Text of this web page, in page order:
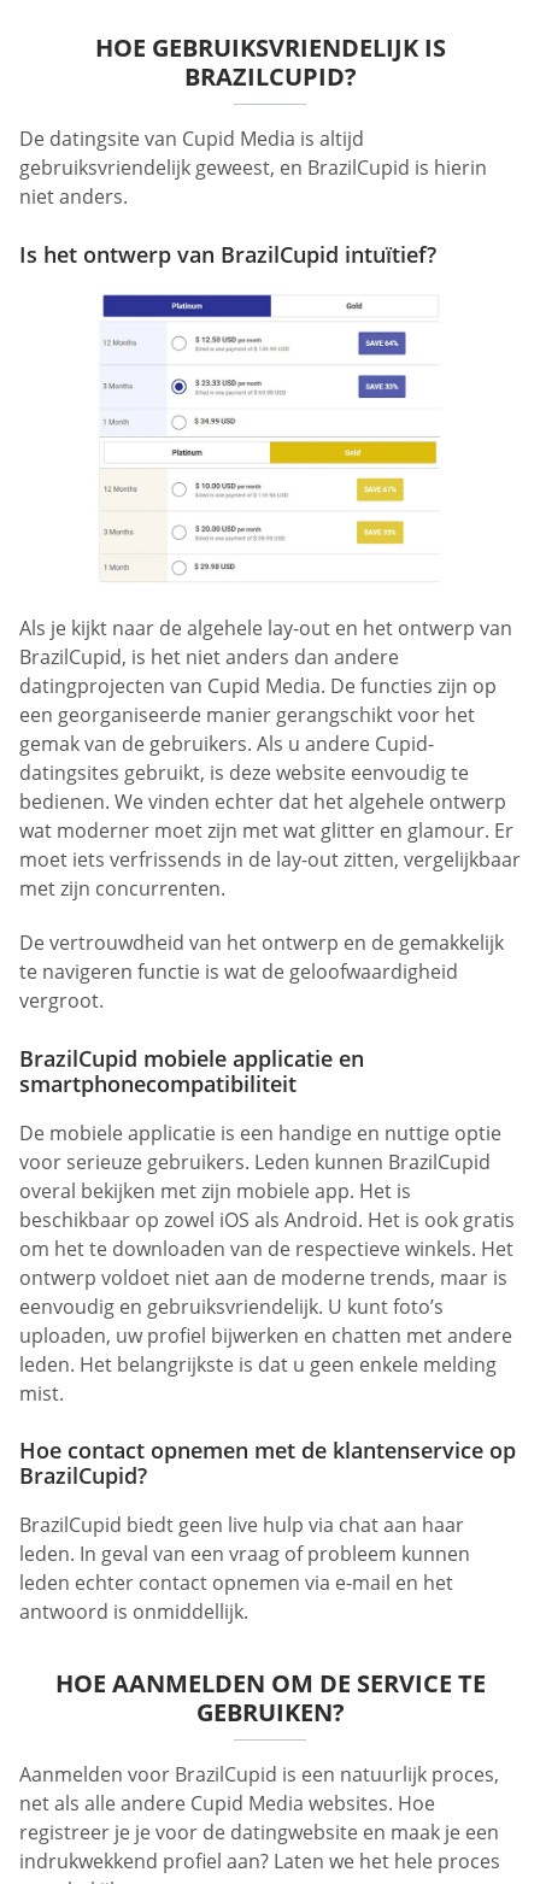
HOE GEBRUIKSVRIENDELIJK IS
BRAZILCUPID?
De datingsite van Cupid Media is altijd
gebruiksvriendelijk geweest, en BrazilCupid is hierin
niet anders.
Is het ontwerp van BrazilCupid intuïtief?
Als je kijkt naar de algehele lay-out en het ontwerp van
BrazilCupid, is het niet anders dan andere
datingprojecten van Cupid Media. De functies zijn op
een georganiseerde manier gerangschikt voor het
gemak van de gebruikers. Als u andere Cupid-
datingsites gebruikt, is deze website eenvoudig te
bedienen. We vinden echter dat het algehele ontwerp
wat moderner moet zijn met wat glitter en glamour. Er
moet iets verfrissends in de lay-out zitten, vergelijkbaar
met zijn concurrenten.
De vertrouwdheid van het ontwerp en de gemakkelijk
te navigeren functie is wat de geloofwaardigheid
vergroot.
BrazilCupid mobiele applicatie en
smartphonecompatibiliteit
De mobiele applicatie is een handige en nuttige optie
voor serieuze gebruikers. Leden kunnen BrazilCupid
overal bekijken met zijn mobiele app. Het is
beschikbaar op zowel iOS als Android. Het is ook gratis
om het te downloaden van de respectieve winkels. Het
ontwerp voldoet niet aan de moderne trends, maar is
eenvoudig en gebruiksvriendelijk. U kunt foto’s
uploaden, uw profiel bijwerken en chatten met andere
leden. Het belangrijkste is dat u geen enkele melding
mist.
Hoe contact opnemen met de klantenservice op
BrazilCupid?
BrazilCupid biedt geen live hulp via chat aan haar
leden. In geval van een vraag of probleem kunnen
leden echter contact opnemen via e-mail en het
antwoord is onmiddellijk.
HOE AANMELDEN OM DE SERVICE TE
GEBRUIKEN?
Aanmelden voor BrazilCupid is een natuurlijk proces,
net als alle andere Cupid Media websites. Hoe
registreer je je voor de datingwebsite en maak je een
indrukwekkend profiel aan? Laten we het hele proces